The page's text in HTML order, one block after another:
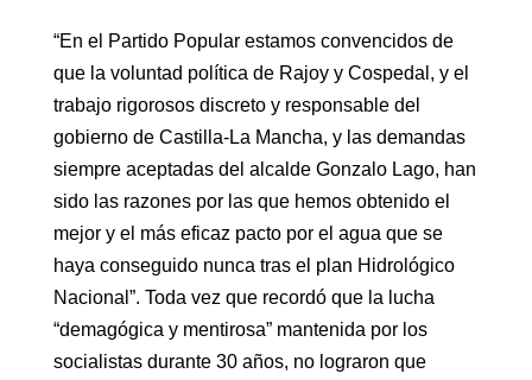
“En el Partido Popular estamos convencidos de
que la voluntad política de Rajoy y Cospedal, y el
trabajo rigorosos discreto y responsable del
gobierno de Castilla-La Mancha, y las demandas
siempre aceptadas del alcalde Gonzalo Lago, han
sido las razones por las que hemos obtenido el
mejor y el más eficaz pacto por el agua que se
haya conseguido nunca tras el plan Hidrológico
Nacional”. Toda vez que recordó que la lucha
“demagógica y mentirosa” mantenida por los
socialistas durante 30 años, no lograron que